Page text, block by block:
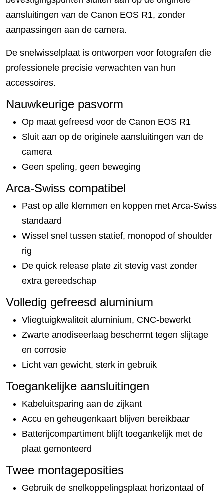
aansluitingen van de Canon EOS R1, zonder
aanpassingen aan de camera.
De snelwisselplaat is ontworpen voor fotografen die
professionele precisie verwachten van hun
accessoires.
Nauwkeurige pasvorm
Op maat gefreesd voor de Canon EOS R1
Sluit aan op de originele aansluitingen van de
camera
Geen speling, geen beweging
Arca-Swiss compatibel
Past op alle klemmen en koppen met Arca-Swiss
standaard
Wissel snel tussen statief, monopod of shoulder
rig
De quick release plate zit stevig vast zonder
extra gereedschap
Volledig gefreesd aluminium
Vliegtuigkwaliteit aluminium, CNC-bewerkt
Zwarte anodiseerlaag beschermt tegen slijtage
en corrosie
Licht van gewicht, sterk in gebruik
Toegankelijke aansluitingen
Kabeluitsparing aan de zijkant
Accu en geheugenkaart blijven bereikbaar
Batterijcompartiment blijft toegankelijk met de
plaat gemonteerd
Twee montageposities
Gebruik de snelkoppelingsplaat horizontaal of